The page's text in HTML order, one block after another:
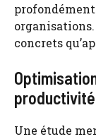
concrets
productivité
Une étude